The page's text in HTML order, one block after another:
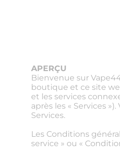
APERÇU
Bienvenue sur
boutique et ce site
et les services
après les « Services
Services.
Les Conditions
service » ou «